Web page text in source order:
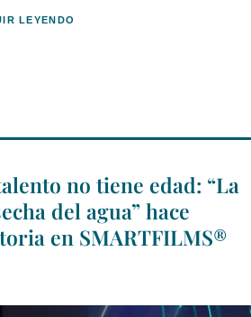
LEYENDO
no tiene edad: “La
del agua” hace
en SMARTFILMS®